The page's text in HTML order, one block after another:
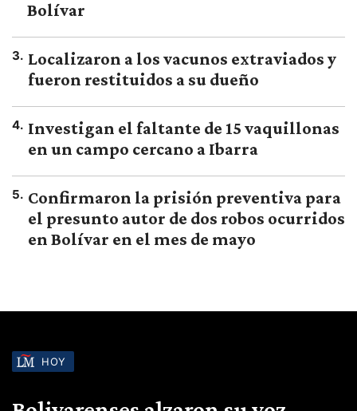
Bolívar
3. Localizaron a los vacunos extraviados y
fueron restituidos a su dueño
4. Investigan el faltante de 15 vaquillonas
en un campo cercano a Ibarra
5. Confirmaron la prisión preventiva para
el presunto autor de dos robos ocurridos
en Bolívar en el mes de mayo
HOY